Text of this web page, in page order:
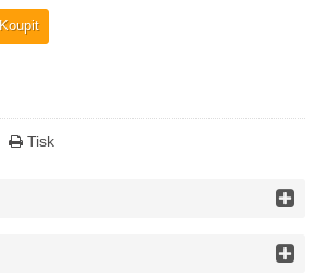
Koupit
Tisk